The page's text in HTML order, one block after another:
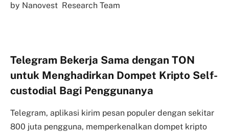
by Nanovest Research Team
Telegram Bekerja Sama dengan TON
untuk Menghadirkan Dompet Kripto Self-
custodial Bagi Penggunanya
Telegram, aplikasi kirim pesan populer dengan sekitar
800 juta pengguna, memperkenalkan dompet kripto